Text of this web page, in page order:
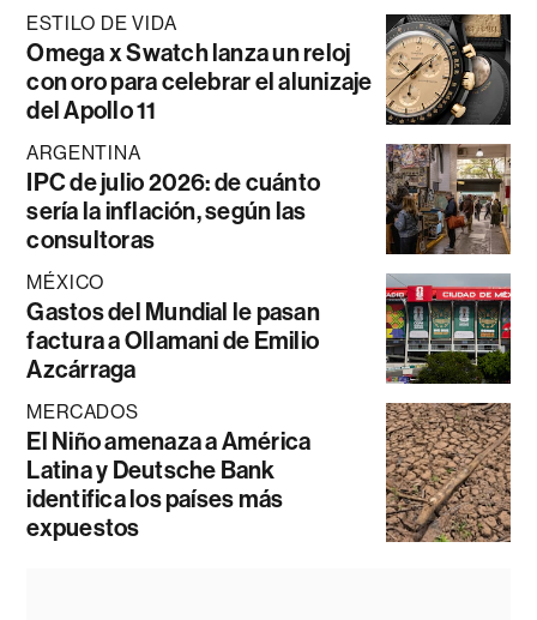
ESTILO DE VIDA
Omega x Swatch lanza un reloj
con oro para celebrar el alunizaje
del Apollo 11
ARGENTINA
IPC de julio 2026: de cuánto
sería la inflación, según las
consultoras
MÉXICO
Gastos del Mundial le pasan
factura a Ollamani de Emilio
Azcárraga
MERCADOS
El Niño amenaza a América
Latina y Deutsche Bank
identifica los países más
expuestos